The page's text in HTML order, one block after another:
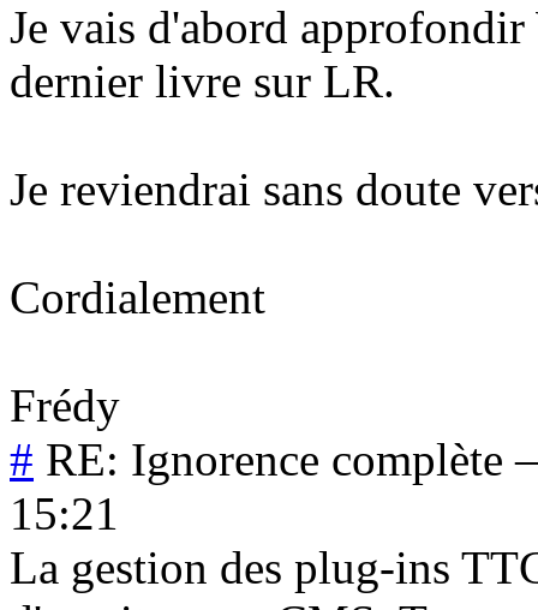
Je vais d'abord
dernier livre sur LR.
Je reviendrai sans doute
Cordialement
Frédy
# RE: Ignorence complète
15:21
La gestion des plug-ins